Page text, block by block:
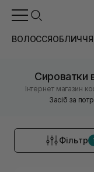
ВОЛОССЯОБЛИЧЧЯ
Сироватки
Інтернет магазин
Засіб за
Фільтр 1